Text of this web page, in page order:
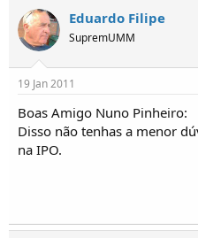
Eduardo Filipe
SupremUMM
19 Jan 2011
Boas Amigo Nuno Pinheiro:
Disso não tenhas a menor
na IPO.